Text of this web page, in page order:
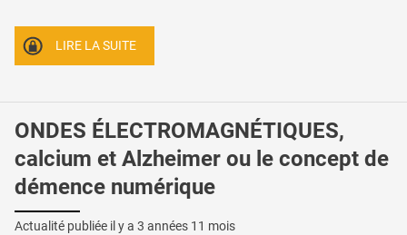
LIRE LA SUITE
ONDES ÉLECTROMAGNÉTIQUES,
calcium et Alzheimer ou le concept de
démence numérique
Actualité publiée il y a 3 années 11 mois